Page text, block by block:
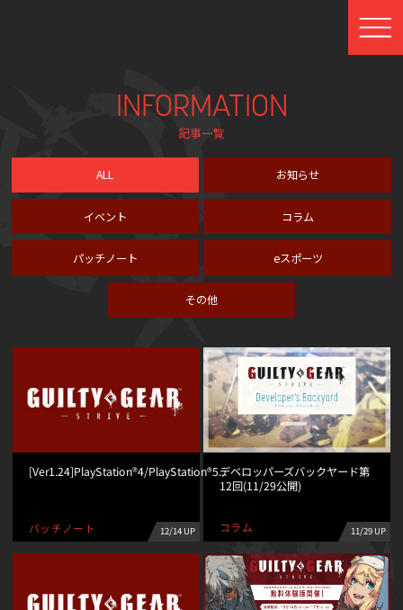
INFORMATION
記事一覧
ALL お知らせ
イベント コラム
パッチノート eスポーツ
その他
[Ver1.24]PlayStation®4/PlayStation®5...
パッチノート 12/14 UP
デベロッパーズバックヤード第
12回(11/29公開)
コラム 11/29 UP